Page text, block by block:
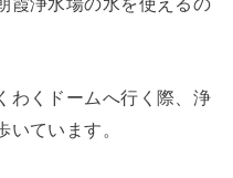
わくドームへ行く際、浄
ています。